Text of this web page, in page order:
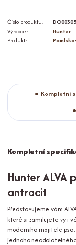
Číslo produktu:
DO00305
Výrobce:
Hunter
Produkt:
Kompletní
Kompletní
Hunter ALVA
antracit
Představujeme vám
které si zamilujete vy i
moderního majitele
jednoho